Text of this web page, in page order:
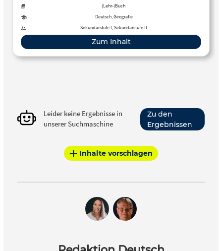
Zugang zur Landeskunde und wird als solcher noch immer
im Schulunterricht gelesen. Lesen könnt Ihr das Buch
kostenlos über das Projekt Gutenberg, die weltweit größte
kostenlose deutschsprachige Volltext-Literatursammlung.
Dort findet Ihr übrigens auch viele Bücher, die in
Deutschland Schullektüre sind.
(Lehr-)Buch
Deutsch, Geografie
Sekundarstufe I, Sekundarstufe II
Zum Inhalt
Leider keine Ergebnisse in
unserer Suchmaschine
Zu den
Ergebnissen
Inhalte vorschlagen